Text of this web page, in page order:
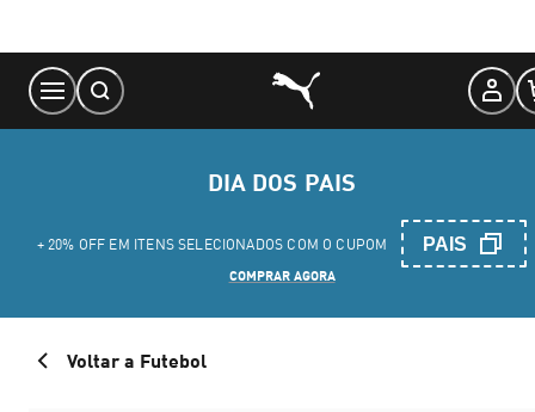
Content
DIA DOS PAIS
+ 20% OFF EM ITENS SELECIONADOS COM O CUPOM PAIS
COMPRAR AGORA
Voltar a Futebol